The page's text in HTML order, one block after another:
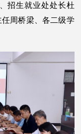
招生就业处处长杜
周桥梁、各二级学